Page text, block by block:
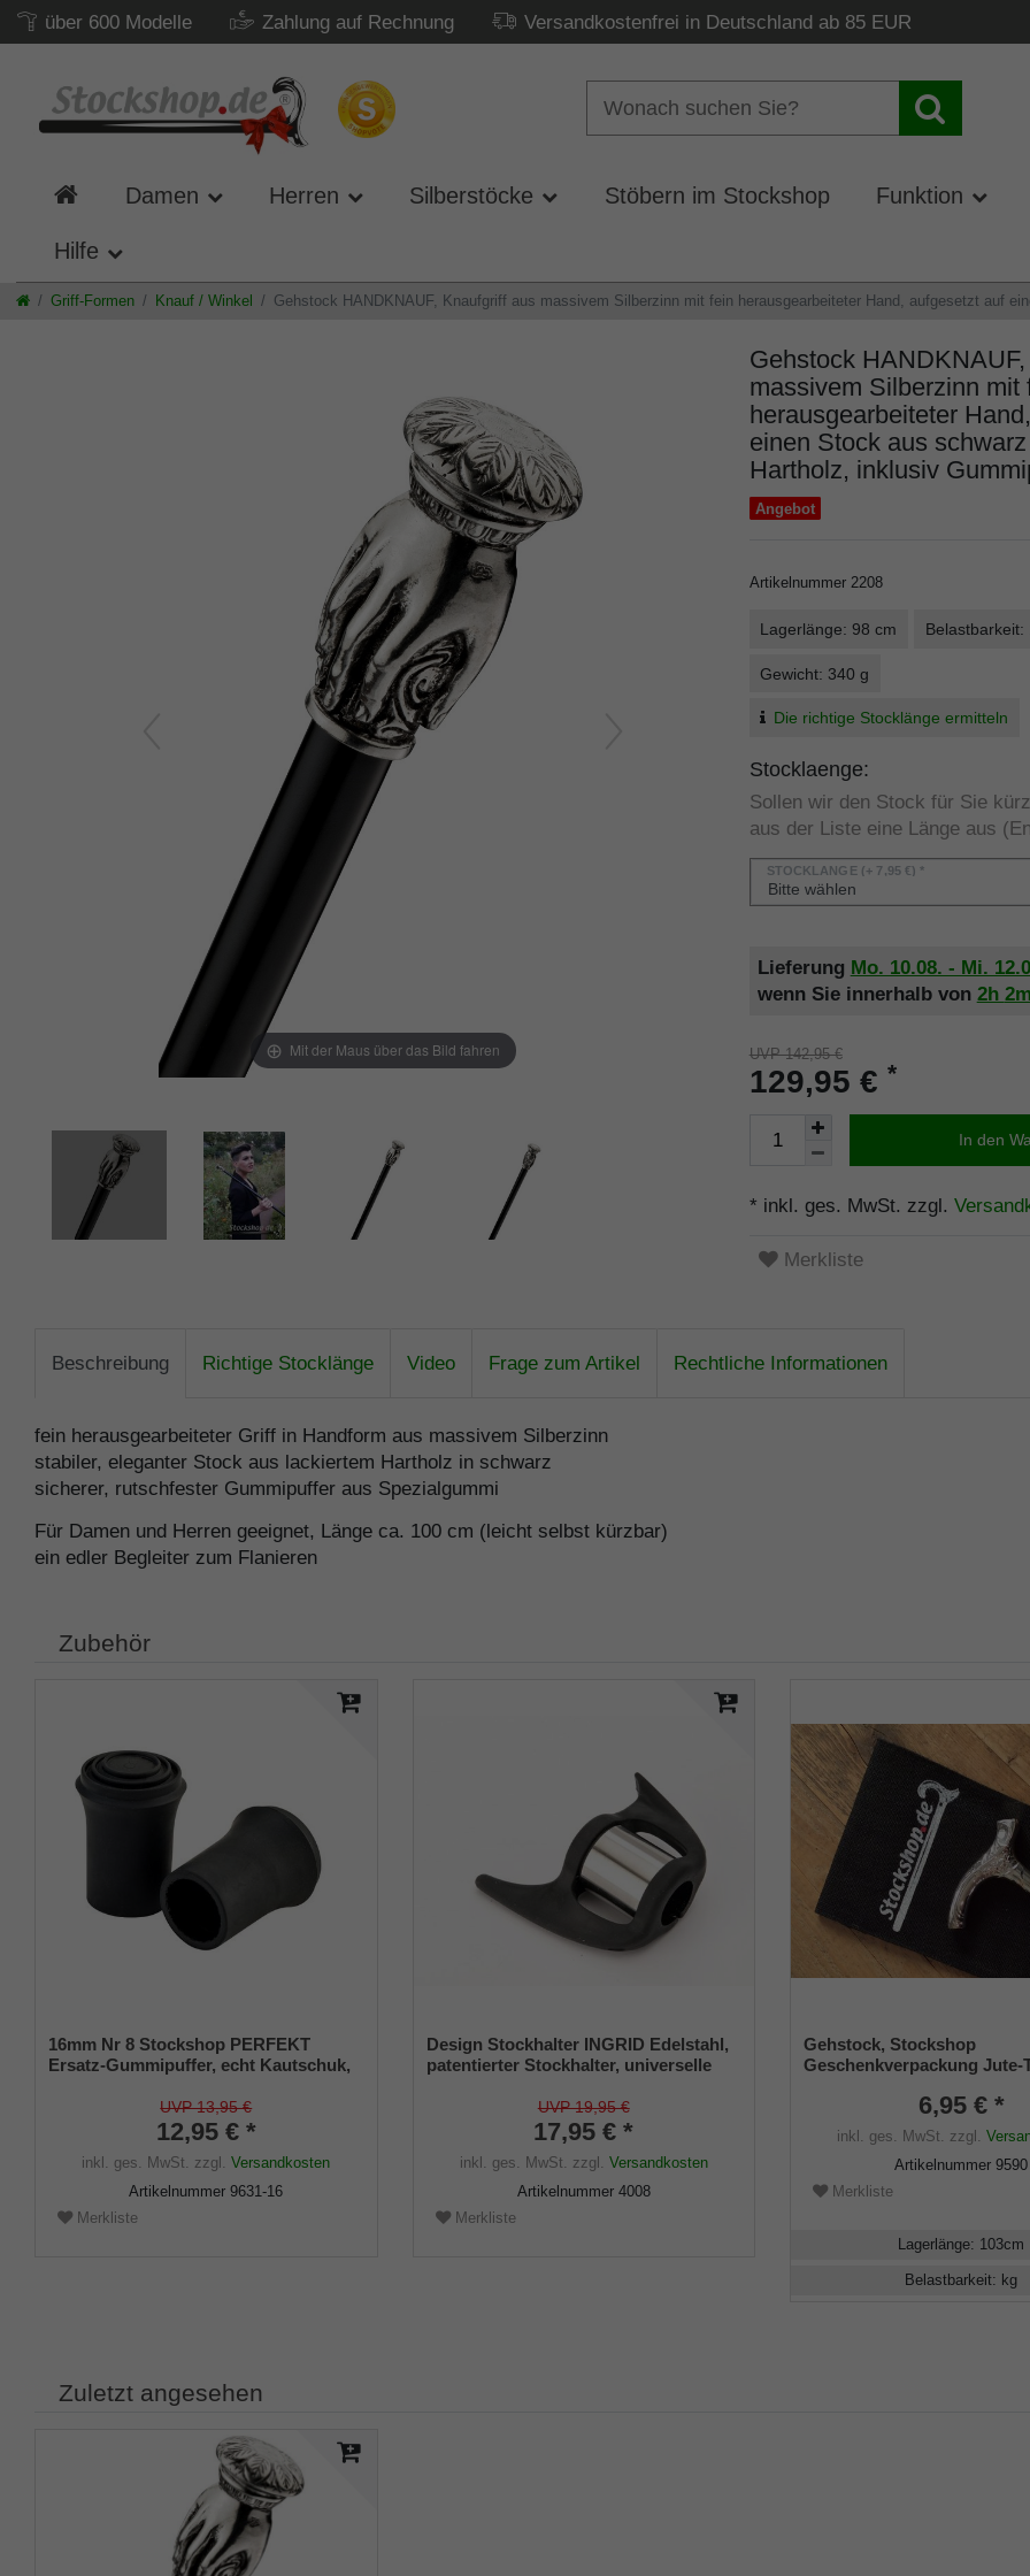
über 600 Modelle Zahlung auf Rechnung Versandkostenfrei in Deutschland ab 85 EUR
Damen Herren Silberstöcke Stöbern im Stockshop Funktion
Hilfe
Griff-Formen Knauf / Winkel Gehstock HANDKNAUF, Knaufgriff aus massivem Silberzinn mit fein herausgearbeiteter Hand, aufgesetzt auf
Mit der Maus über das Bild fahren
Gehstock
massivem Silberzinn mit
herausgearbeiteter
einen Stock aus
Hartholz, inklusiv
Angebot
Artikelnummer 2208
Lagerlänge: 98 cm Belastbarkeit:
Gewicht: 340 g
Die richtige Stocklänge ermitteln
Stocklaenge:
Sollen wir den Stock für Sie
aus der Liste eine Länge aus
STOCKLÄNGE (+ 7,95 €) *
Lieferung Mo. 10.08. - Mi.
wenn Sie innerhalb von 2h 2m
UVP 142,95 €
129,95 € *
In den
* inkl. ges. MwSt. zzgl.
Merkliste
Beschreibung Richtige Stocklänge Video Frage zum Artikel Rechtliche Informationen
fein herausgearbeiteter Griff in Handform aus massivem Silberzinn
stabiler, eleganter Stock aus lackiertem Hartholz in schwarz
sicherer, rutschfester Gummipuffer aus Spezialgummi
Für Damen und Herren geeignet, Länge ca. 100 cm (leicht selbst kürzbar)
ein edler Begleiter zum Flanieren
Zubehör
16mm Nr 8 Stockshop PERFEKT
Ersatz-Gummipuffer, echt Kautschuk,
UVP 13,95 €
12,95 € *
inkl. ges. MwSt. zzgl.Versandkosten
Artikelnummer9631-16
Merkliste
Design Stockhalter INGRID Edelstahl,
patentierter Stockhalter, universelle
UVP 19,95 €
17,95 € *
inkl. ges. MwSt. zzgl. Versandkosten
Artikelnummer 4008
Merkliste
Gehstock, Stockshop
Geschenkverpackung Jute-
6,95 € *
inkl. ges. MwSt. zzgl.
Artikelnummer9590
Merkliste
Lagerlänge: 103cm
Belastbarkeit: kg
Zuletzt angesehen